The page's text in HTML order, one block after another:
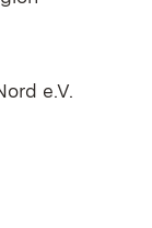
e.V.